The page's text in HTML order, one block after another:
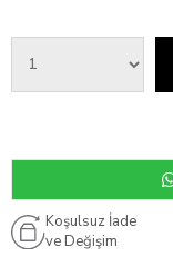
Koşulsuz İade
ve Değişim